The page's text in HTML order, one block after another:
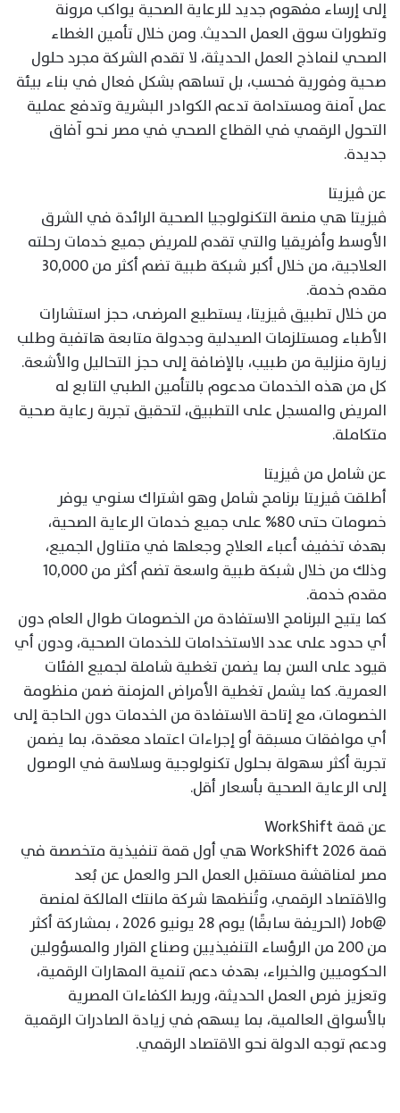
إلى إرساء مفهوم جديد للرعاية الصحية يواكب مرونة
وتطورات سوق العمل الحديث. ومن خلال تأمين الغطاء
الصحي لنماذج العمل الحديثة، لا تقدم الشركة مجرد حلول
صحية وفورية فحسب، بل تساهم بشكل فعال في بناء بيئة
عمل آمنة ومستدامة تدعم الكوادر البشرية وتدفع عملية
التحول الرقمي في القطاع الصحي في مصر نحو آفاق
جديدة.
عن ڤيزيتا
ڤيزيتا هي منصة التكنولوجيا الصحية الرائدة في الشرق
الأوسط وأفريقيا والتي تقدم للمريض جميع خدمات رحلته
العلاجية، من خلال أكبر شبكة طبية تضم أكثر من 30,000
مقدم خدمة.
من خلال تطبيق ڤيزيتا، يستطيع المرضى، حجز استشارات
الأطباء ومستلزمات الصيدلية وجدولة متابعة هاتفية وطلب
زيارة منزلية من طبيب، بالإضافة إلى حجز التحاليل والأشعة.
كل من هذه الخدمات مدعوم بالتأمين الطبي التابع له
المريض والمسجل على التطبيق، لتحقيق تجربة رعاية صحية
متكاملة.
عن شامل من ڤيزيتا
أطلقت ڤيزيتا برنامج شامل وهو اشتراك سنوي يوفر
خصومات حتى 80% على جميع خدمات الرعاية الصحية،
بهدف تخفيف أعباء العلاج وجعلها في متناول الجميع،
وذلك من خلال شبكة طبية واسعة تضم أكثر من 10,000
مقدم خدمة.
كما يتيح البرنامج الاستفادة من الخصومات طوال العام دون
أي حدود على عدد الاستخدامات للخدمات الصحية، ودون أي
قيود على السن بما يضمن تغطية شاملة لجميع الفئات
العمرية. كما يشمل تغطية الأمراض المزمنة ضمن منظومة
الخصومات، مع إتاحة الاستفادة من الخدمات دون الحاجة إلى
أي موافقات مسبقة أو إجراءات اعتماد معقدة، بما يضمن
تجربة أكثر سهولة بحلول تكنولوجية وسلاسة في الوصول
إلى الرعاية الصحية بأسعار أقل.
عن قمة WorkShift
قمة WorkShift 2026 هي أول قمة تنفيذية متخصصة في
مصر لمناقشة مستقبل العمل الحر والعمل عن بُعد
والاقتصاد الرقمي، وتُنظمها شركة مانتك المالكة لمنصة
@Job (الحريفة سابقًا) يوم 28 يونيو 2026 ، بمشاركة أكثر
من 200 من الرؤساء التنفيذيين وصناع القرار والمسؤولين
الحكوميين والخبراء، بهدف دعم تنمية المهارات الرقمية،
وتعزيز فرص العمل الحديثة، وربط الكفاءات المصرية
بالأسواق العالمية، بما يسهم في زيادة الصادرات الرقمية
ودعم توجه الدولة نحو الاقتصاد الرقمي.